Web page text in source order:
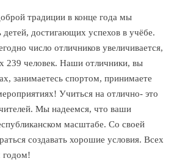
традиции в конце года мы
детей, достигающих успехов в учёбе.
число отличников увеличивается,
239 человек. Наши отличники, вы
занимаетесь спортом, принимаете
Учиться на отлично- это
Мы надеемся, что ваши
масштабе. Со своей
создавать хорошие условия. Всех